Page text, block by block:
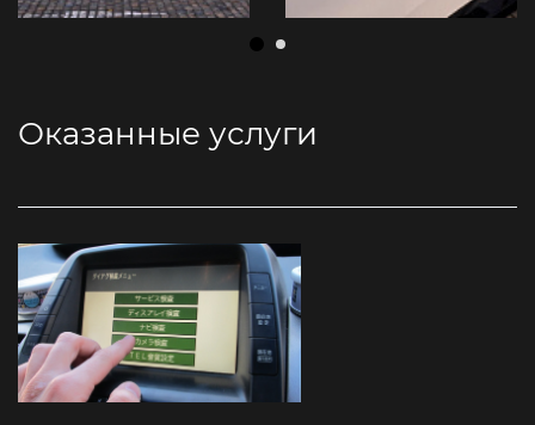
Оказанные услуги